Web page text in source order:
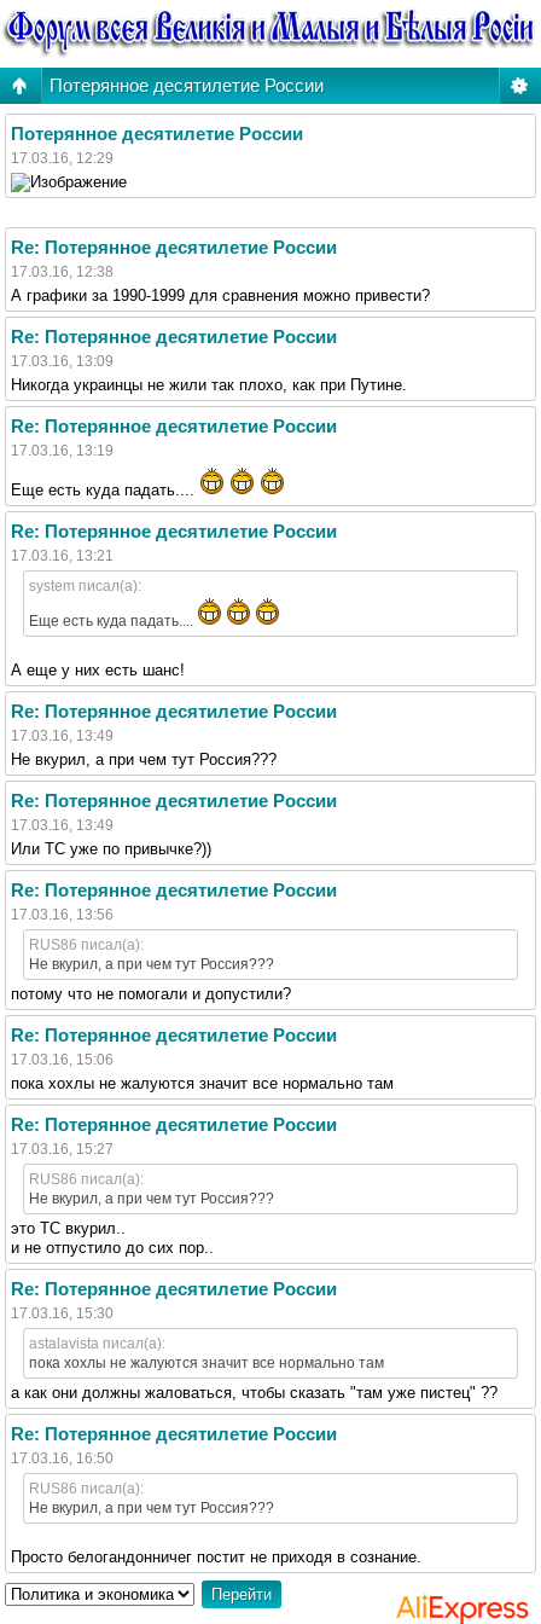
Потерянное десятилетие России
Потерянное десятилетие России
17.03.16, 12:29
Re: Потерянное десятилетие России
17.03.16, 12:38
А графики за 1990-1999 для сравнения можно привести?
Re: Потерянное десятилетие России
17.03.16, 13:09
Никогда украинцы не жили так плохо, как при Путине.
Re: Потерянное десятилетие России
17.03.16, 13:19
Еще есть куда падать....
Re: Потерянное десятилетие России
17.03.16, 13:21
system писал(а):
Еще есть куда падать....
А еще у них есть шанс!
Re: Потерянное десятилетие России
17.03.16, 13:49
Не вкурил, а при чем тут Россия???
Re: Потерянное десятилетие России
17.03.16, 13:49
Или ТС уже по привычке?))
Re: Потерянное десятилетие России
17.03.16, 13:56
RUS86 писал(а):
Не вкурил, а при чем тут Россия???
потому что не помогали и допустили?
Re: Потерянное десятилетие России
17.03.16, 15:06
пока хохлы не жалуются значит все нормально там
Re: Потерянное десятилетие России
17.03.16, 15:27
RUS86 писал(а):
Не вкурил, а при чем тут Россия???
это ТС вкурил..
и не отпустило до сих пор..
Re: Потерянное десятилетие России
17.03.16, 15:30
astalavista писал(а):
пока хохлы не жалуются значит все нормально там
а как они должны жаловаться, чтобы сказать "там уже пистец" ??
Re: Потерянное десятилетие России
17.03.16, 16:50
RUS86 писал(а):
Не вкурил, а при чем тут Россия???
Просто белогандонничег постит не приходя в сознание.